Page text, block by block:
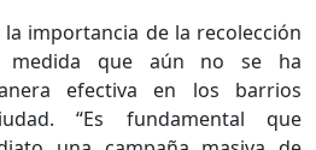
importancia de la recolección
medida que aún no se ha
efectiva en los barrios
“Es fundamental que